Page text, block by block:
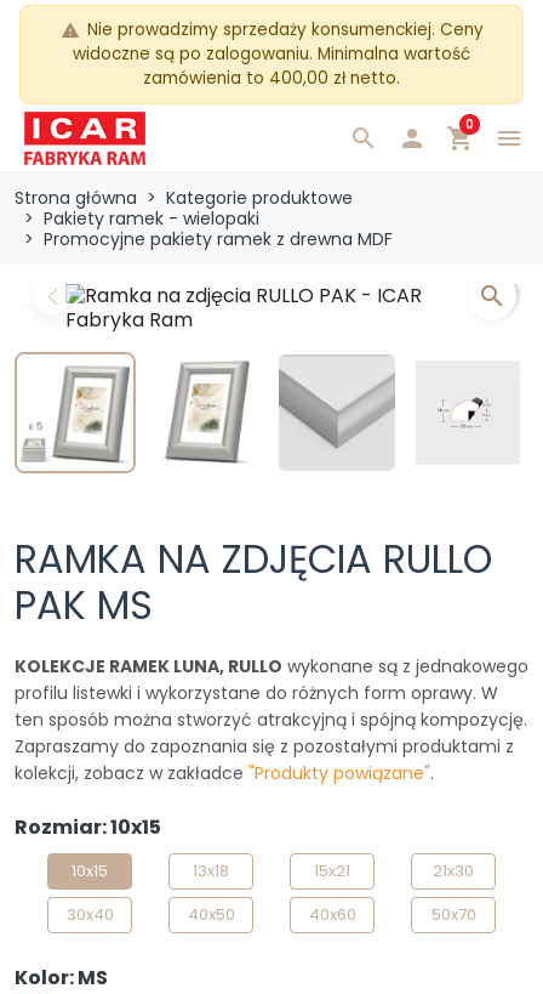
warning Nie prowadzimy sprzedaży konsumenckiej. Ceny
widoczne są po zalogowaniu. Minimalna wartość
zamówienia to 400,00 zł netto.
menu
search  shopping_cart
0
Strona główna
Kategorie produktowe
Pakiety ramek - wielopaki
Promocyjne pakiety ramek z drewna MDF
Previous Next
search
RAMKA NA ZDJĘCIA RULLO
PAK MS
KOLEKCJE RAMEK LUNA, RULLO wykonane są z jednakowego
profilu listewki i wykorzystane do różnych form oprawy. W
ten sposób można stworzyć atrakcyjną i spójną kompozycję.
Zapraszamy do zapoznania się z pozostałymi produktami z
kolekcji, zobacz w zakładce "Produkty powiązane".
Rozmiar: 10x15
10x15 13x18 15x21
21x30
30x40
40x50 40x60 50x70
Kolor: MS